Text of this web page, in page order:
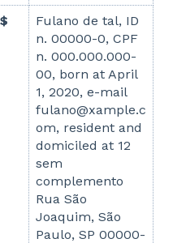
Fulano de tal, ID
n. 00000-0, CPF
n. 000.000.000-
00, born at April
1, 2020, e-mail
fulano@xample.c
om, resident and
domiciled at 12
sem
complemento
Rua São
Joaquim, São
Paulo, SP 00000-